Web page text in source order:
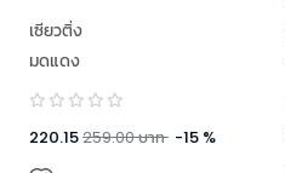
เซียวติ่ง
มดแดง
220.15259.00บาท -15 %